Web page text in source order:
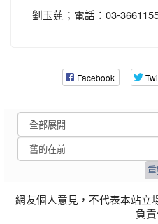
劉玉蓮；電話：03-
Facebook
網友個人意見，不代表本站立
負責